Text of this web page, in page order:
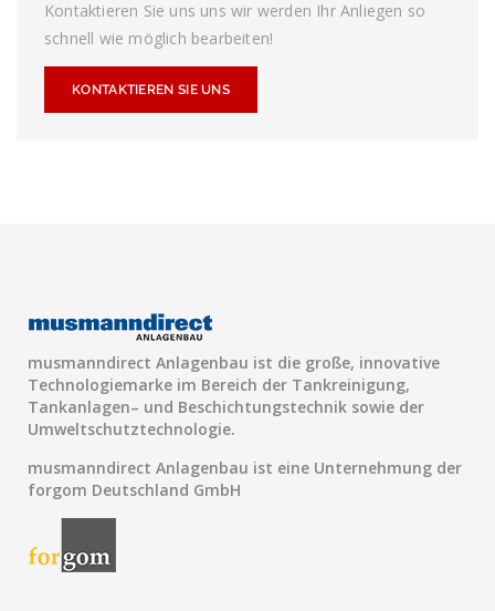
Kontaktieren Sie uns uns wir werden Ihr Anliegen so
schnell wie möglich bearbeiten!
KONTAKTIEREN SIE UNS
musmanndirect Anlagenbau ist die große, innovative
Technologiemarke im Bereich der Tankreinigung,
Tankanlagen– und Beschichtungstechnik sowie der
Umweltschutztechnologie.
musmanndirect Anlagenbau ist eine Unternehmung der
forgom Deutschland GmbH